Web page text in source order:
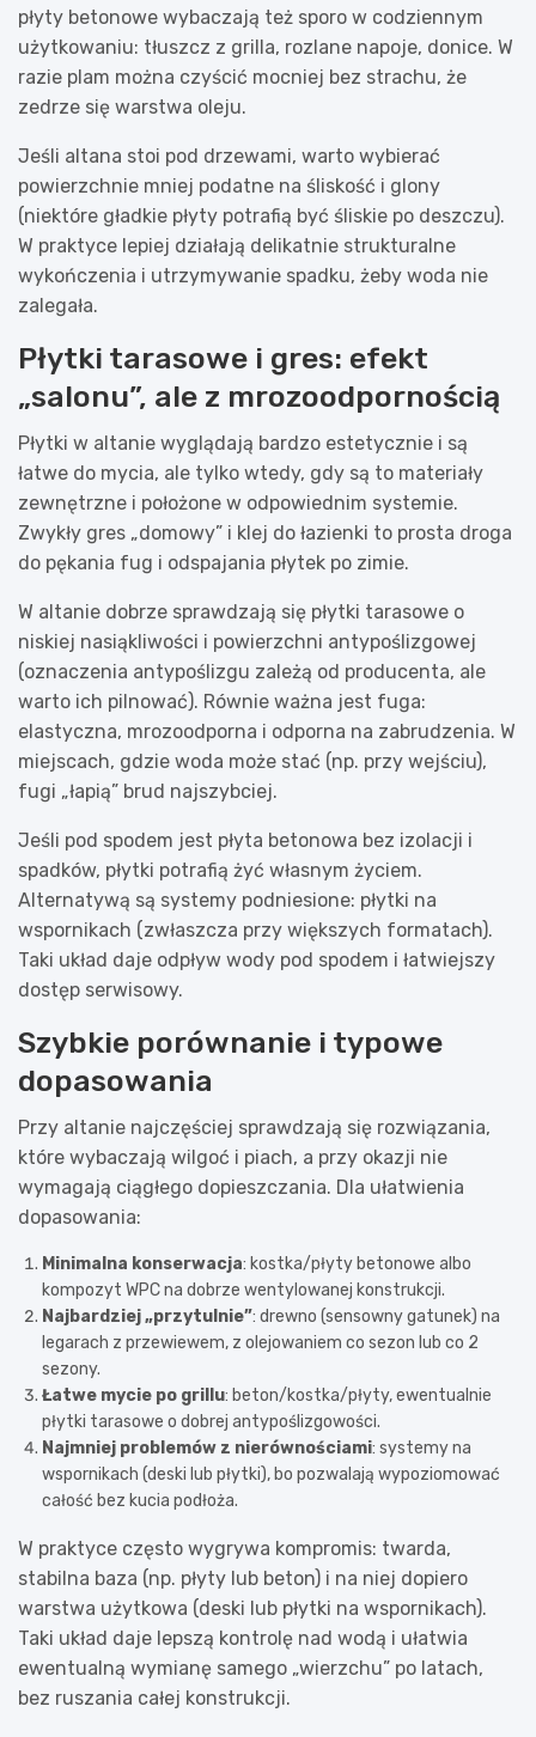
płyty betonowe wybaczają też sporo w codziennym
użytkowaniu: tłuszcz z grilla, rozlane napoje, donice. W
razie plam można czyścić mocniej bez strachu, że
zedrze się warstwa oleju.
Jeśli altana stoi pod drzewami, warto wybierać
powierzchnie mniej podatne na śliskość i glony
(niektóre gładkie płyty potrafią być śliskie po deszczu).
W praktyce lepiej działają delikatnie strukturalne
wykończenia i utrzymywanie spadku, żeby woda nie
zalegała.
Płytki tarasowe i gres: efekt
„salonu”, ale z mrozoodpornością
Płytki w altanie wyglądają bardzo estetycznie i są
łatwe do mycia, ale tylko wtedy, gdy są to materiały
zewnętrzne i położone w odpowiednim systemie.
Zwykły gres „domowy” i klej do łazienki to prosta droga
do pękania fug i odspajania płytek po zimie.
W altanie dobrze sprawdzają się płytki tarasowe o
niskiej nasiąkliwości i powierzchni antypoślizgowej
(oznaczenia antypoślizgu zależą od producenta, ale
warto ich pilnować). Równie ważna jest fuga:
elastyczna, mrozoodporna i odporna na zabrudzenia. W
miejscach, gdzie woda może stać (np. przy wejściu),
fugi „łapią” brud najszybciej.
Jeśli pod spodem jest płyta betonowa bez izolacji i
spadków, płytki potrafią żyć własnym życiem.
Alternatywą są systemy podniesione: płytki na
wspornikach (zwłaszcza przy większych formatach).
Taki układ daje odpływ wody pod spodem i łatwiejszy
dostęp serwisowy.
Szybkie porównanie i typowe
dopasowania
Przy altanie najczęściej sprawdzają się rozwiązania,
które wybaczają wilgoć i piach, a przy okazji nie
wymagają ciągłego dopieszczania. Dla ułatwienia
dopasowania:
Minimalna konserwacja: kostka/płyty betonowe albo
kompozyt WPC na dobrze wentylowanej konstrukcji.
Najbardziej „przytulnie”: drewno (sensowny gatunek) na
legarach z przewiewem, z olejowaniem co sezon lub co 2
sezony.
Łatwe mycie po grillu: beton/kostka/płyty, ewentualnie
płytki tarasowe o dobrej antypoślizgowości.
Najmniej problemów z nierównościami: systemy na
wspornikach (deski lub płytki), bo pozwalają wypoziomować
całość bez kucia podłoża.
W praktyce często wygrywa kompromis: twarda,
stabilna baza (np. płyty lub beton) i na niej dopiero
warstwa użytkowa (deski lub płytki na wspornikach).
Taki układ daje lepszą kontrolę nad wodą i ułatwia
ewentualną wymianę samego „wierzchu” po latach,
bez ruszania całej konstrukcji.